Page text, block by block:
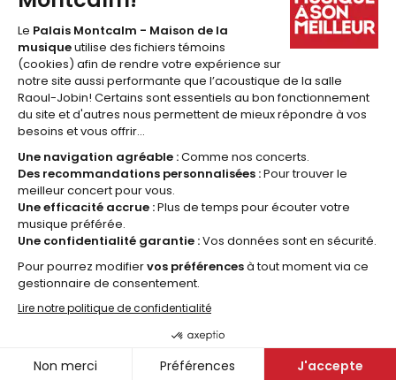
Abonnez-vous à l'INFOLETTREdu Palais Montcalm!
JE M'ABONNE
billetterie@palaismontcalm.ca
© 2026 Palais Montcalm, maison de la musique -
Réalisation Amiral Agence Web
confidentialité